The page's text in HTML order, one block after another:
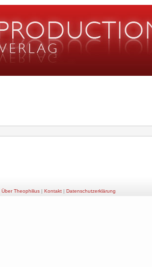
Über Theophilius| Kontakt| Datenschutzerklärung